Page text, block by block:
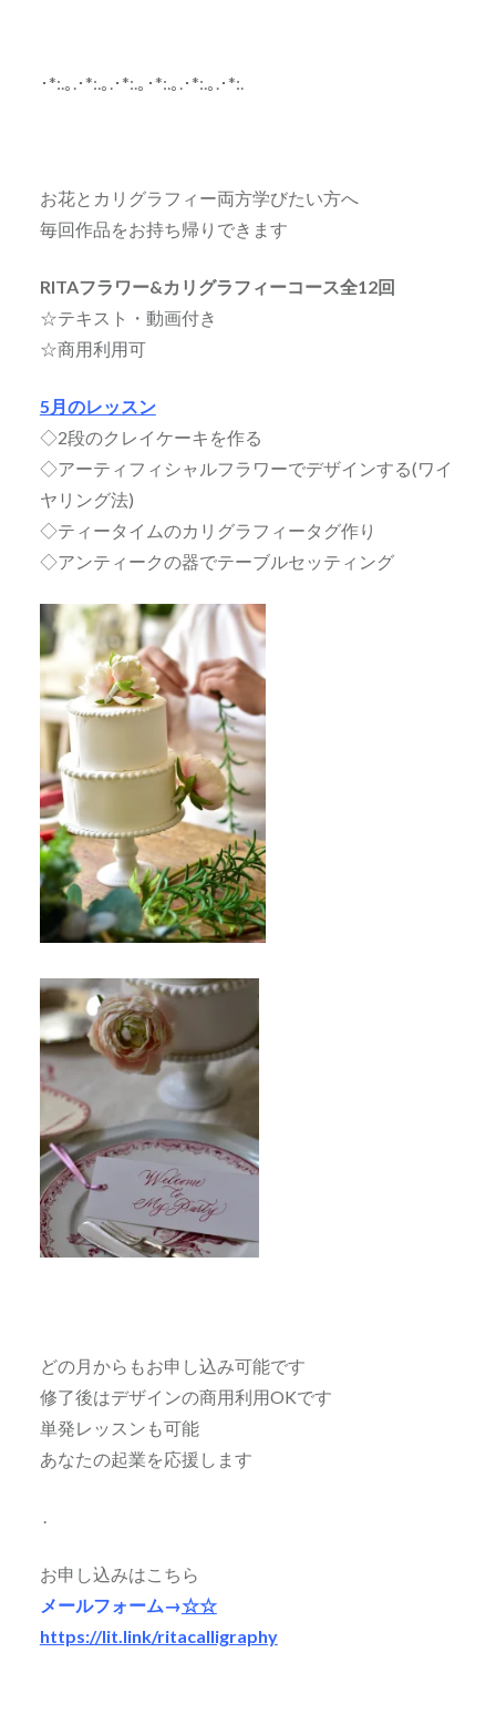
･*:.｡.･*:.｡.･*:.｡･*:.｡.･*:.｡.･*:.
お花とカリグラフィー両方学びたい方へ
毎回作品をお持ち帰りできます
RITAフラワー&カリグラフィーコース全12回
☆テキスト・動画付き
☆商用利用可
5月のレッスン
◇2段のクレイケーキを作る
◇アーティフィシャルフラワーでデザインする(ワイ
ヤリング法)
◇ティータイムのカリグラフィータグ作り
◇アンティークの器でテーブルセッティング
どの月からもお申し込み可能です
修了後はデザインの商用利用OKです
単発レッスンも可能
あなたの起業を応援します
.
お申し込みはこちら
メールフォーム→☆☆
https://lit.link/ritacalligraphy